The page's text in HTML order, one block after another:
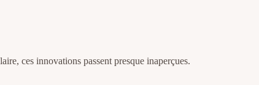
ces innovations passent presque inaperçues.